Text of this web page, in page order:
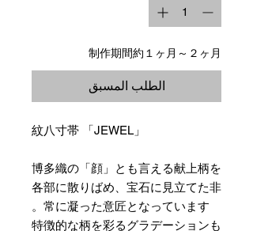
制作期間約１ヶ月～２ヶ月
الطلب المسبق
紋八寸帯 「JEWEL」
博多織の「顔」とも言える献上柄を
各部に散りばめ、宝石に見立てた非
常に凝った意匠となっています。
特徴的な柄を彩るグラデーションも